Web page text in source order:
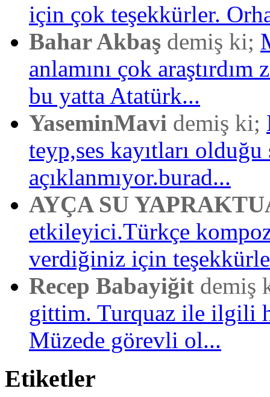
için çok teşekkürler.
Bahar Akbaş demiş ki;
anlamını çok araştırdım
bu yatta Atatürk...
YaseminMavi demiş ki;
teyp,ses kayıtları
açıklanmıyor.burad...
AYÇA SU
etkileyici.Türkçe
verdiğiniz için
Recep Babayiğit demiş
gittim. Turquaz ile ilgili
Müzede görevli ol...
Etiketler